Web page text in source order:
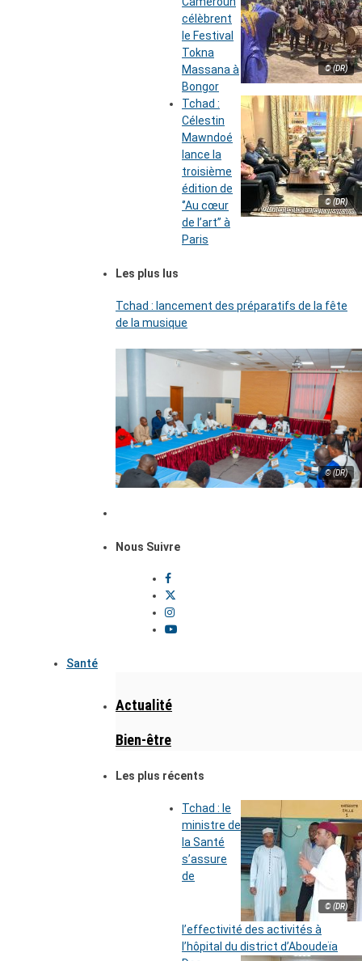
© (DR)
célèbrent
le Festival
Tokna
Massana à
Bongor
© (DR)
Tchad :
Célestin
Mawndoé
lance la
troisième
édition de
‘’Au cœur
de l’art’’ à
Paris
Les plus lus
Tchad : lancement des préparatifs de la fête
de la musique
© (DR)
Nous Suivre
Santé
Actualité
Bien-être
Les plus récents
© (DR)
Tchad : le
ministre de
la Santé
s’assure
de
l’effectivité des activités à
l’hôpital du district d’Aboudeïa